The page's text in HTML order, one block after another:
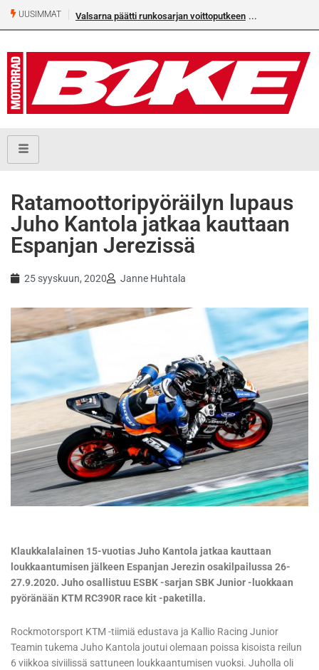
UUSIMMAT Valsarna päätti runkosarjan voittoputkeen
Ratamoottoripyöräilyn lupaus
Juho Kantola jatkaa kauttaan
Espanjan Jerezissä
25 syyskuun, 2020 Janne Huhtala
Klaukkalalainen 15-vuotias Juho Kantola jatkaa kauttaan
loukkaantumisen jälkeen Espanjan Jerezin osakilpailussa 26-
27.9.2020. Juho osallistuu ESBK -sarjan SBK Junior -luokkaan
pyöränään KTM RC390R race kit -paketilla.
Rockmotorsport KTM -tiimiä edustava ja Kallio Racing Junior
Teamin tukema Juho Kantola joutui olemaan poissa kisoista reilun
6 viikkoa siviilissä sattuneen loukkaantumisen vuoksi. Juholla oli